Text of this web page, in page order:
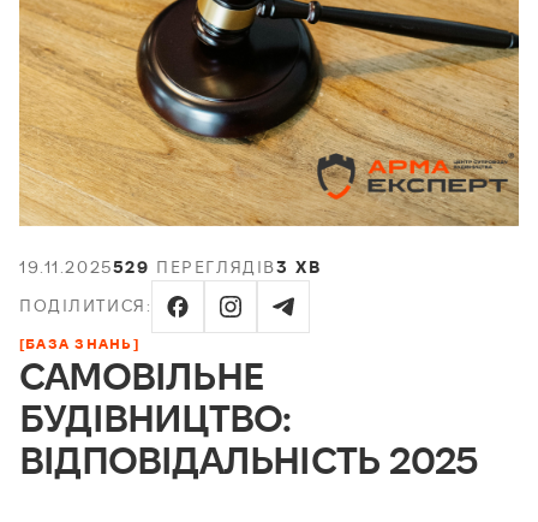
19.11.2025529 ПЕРЕГЛЯДІВ3 ХВ
ПОДІЛИТИСЯ:
[БАЗА ЗНАНЬ]
САМОВІЛЬНЕ
БУДІВНИЦТВО:
ВІДПОВІДАЛЬНІСТЬ 2025